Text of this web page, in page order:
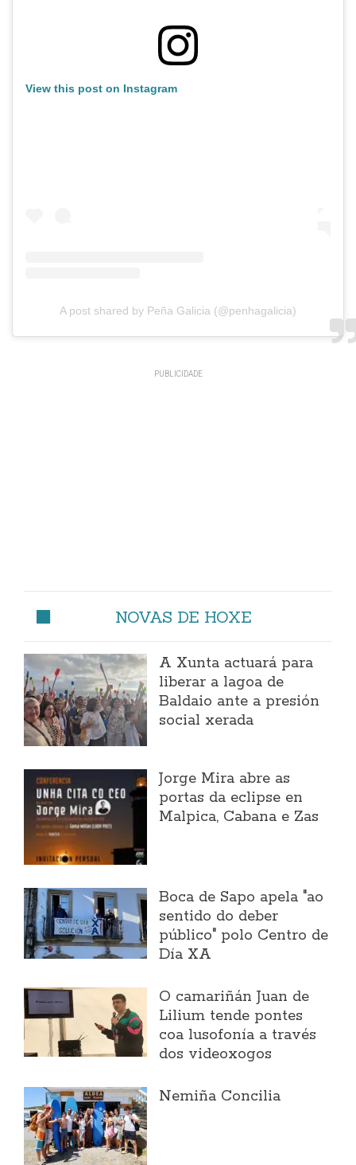
View this post on Instagram
A post shared by Peña Galicia (@penhagalicia)
NOVAS DE HOXE
A Xunta actuará para
liberar a lagoa de
Baldaio ante a presión
social xerada
Jorge Mira abre as
portas da eclipse en
Malpica, Cabana e Zas
Boca de Sapo apela "ao
sentido do deber
público" polo Centro de
Día XA
O camariñán Juan de
Lilium tende pontes
coa lusofonía a través
dos videoxogos
Nemiña Concilia